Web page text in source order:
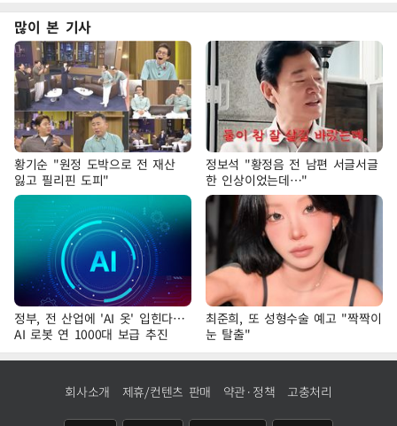
많이 본 기사
황기순 "원정 도박으로 전 재산
잃고 필리핀 도피"
정보석 "황정음 전 남편 서글서글
한 인상이었는데…"
정부, 전 산업에 'AI 옷' 입힌다…
AI 로봇 연 1000대 보급 추진
최준희, 또 성형수술 예고 "짝짝이
눈 탈출"
회사소개 제휴/컨텐츠 판매 약관·정책 고충처리